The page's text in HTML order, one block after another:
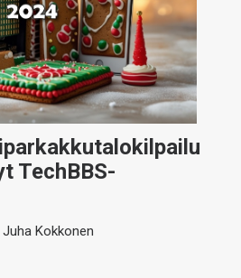
TechBBS-
Juha Kokkonen